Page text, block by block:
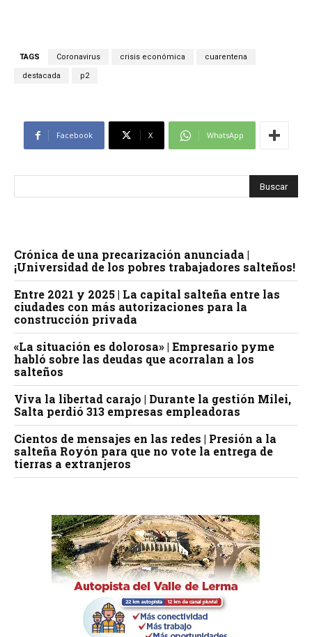
TAGS Coronavirus crisis económica cuarentena
destacada p2
Facebook X WhatsApp
Crónica de una precarización anunciada |
¡Universidad de los pobres trabajadores salteños!
Entre 2021 y 2025 | La capital salteña entre las
ciudades con más autorizaciones para la
construcción privada
«La situación es dolorosa» | Empresario pyme
habló sobre las deudas que acorralan a los
salteños
Viva la libertad carajo | Durante la gestión Milei,
Salta perdió 313 empresas empleadoras
Cientos de mensajes en las redes | Presión a la
salteña Royón para que no vote la entrega de
tierras a extranjeros